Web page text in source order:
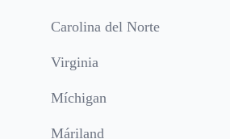
Carolina del Norte
Virginia
Míchigan
Máriland